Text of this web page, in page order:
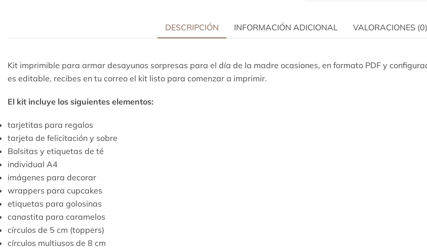
DESCRIPCIÓN INFORMACIÓN ADICIONAL VALORACIONES (0)
Kit imprimible para armar desayunos sorpresas para el día de la madre ocasiones, en formato PDF y
es editable, recibes en tu correo el kit listo para comenzar a imprimir.
El kit incluye los siguientes elementos:
tarjetitas para regalos
tarjeta de felicitación y sobre
Bolsitas y etiquetas de té
individual A4
imágenes para decorar
wrappers para cupcakes
etiquetas para golosinas
canastita para caramelos
círculos de 5 cm (toppers)
círculos multiusos de 8 cm